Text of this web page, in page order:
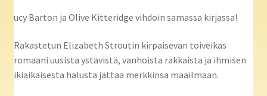
ucy Barton ja Olive Kitteridge vihdoin samassa kirjassa!
Rakastetun Elizabeth Stroutin kirpaisevan toiveikas
romaani uusista ystävistä, vanhoista rakkaista ja ihmisen
ikiaikaisesta halusta jättää merkkinsä maailmaan.